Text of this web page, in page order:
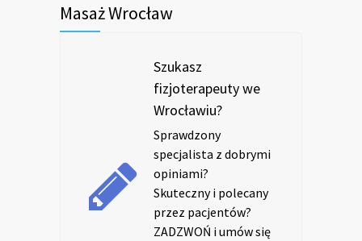
Masaż Wrocław
Szukasz
fizjoterapeuty we
Wrocławiu?
Sprawdzony
specjalista z dobrymi
opiniami?
Skuteczny i polecany
przez pacjentów?
ZADZWOŃ i umów się